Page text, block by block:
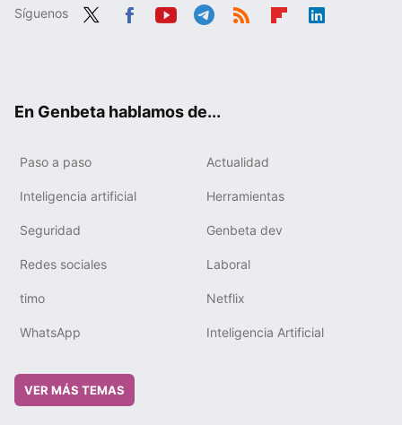
Síguenos
En Genbeta hablamos de...
Paso a paso Actualidad
Inteligencia artificial Herramientas
Seguridad Genbeta dev
Redes sociales Laboral
timo Netflix
WhatsApp Inteligencia Artificial
VER MÁS TEMAS